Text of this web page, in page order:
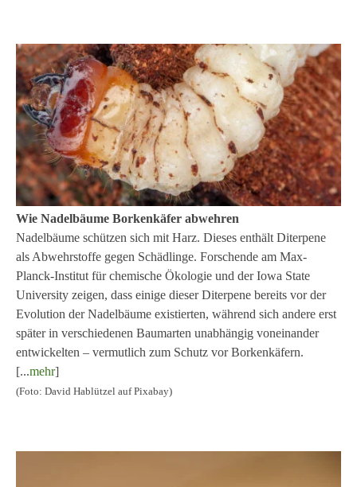
Wie Nadelbäume Borkenkäfer abwehren
Nadelbäume schützen sich mit Harz. Dieses enthält Diterpene
als Abwehrstoffe gegen Schädlinge. Forschende am Max-
Planck-Institut für chemische Ökologie und der Iowa State
University zeigen, dass einige dieser Diterpene bereits vor der
Evolution der Nadelbäume existierten, während sich andere erst
später in verschiedenen Baumarten unabhängig voneinander
entwickelten – vermutlich zum Schutz vor Borkenkäfern.
[...mehr]
(Foto: David Hablützel auf Pixabay)